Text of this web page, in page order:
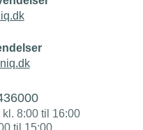
8:00 til 16:00
til 15:00